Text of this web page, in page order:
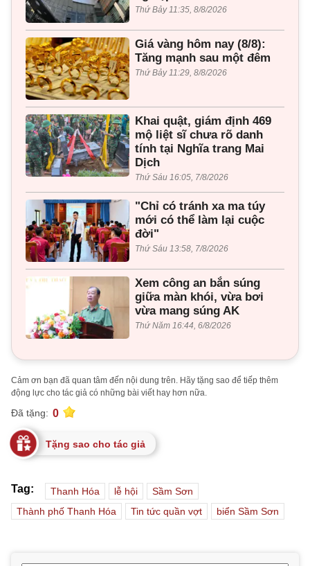
Thứ Bảy 11:35, 8/8/2026
Giá vàng hôm nay (8/8):
Tăng mạnh sau một đêm
Thứ Bảy 11:29, 8/8/2026
Khai quật, giám định 469
mộ liệt sĩ chưa rõ danh
tính tại Nghĩa trang Mai
Dịch
Thứ Sáu 16:05, 7/8/2026
"Chỉ có tránh xa ma túy
mới có thể làm lại cuộc
đời"
Thứ Sáu 13:58, 7/8/2026
Xem công an bắn súng
giữa màn khói, vừa bơi
vừa mang súng AK
Thứ Năm 16:44, 6/8/2026
Cảm ơn bạn đã quan tâm đến nội dung trên. Hãy tặng sao để tiếp thêm
động lực cho tác giả có những bài viết hay hơn nữa.
Đã tặng: 0
Tặng sao cho tác giả
Tag: Thanh Hóa lễ hội
Sầm Sơn
Thành phố Thanh Hóa
Tin tức quần vợt biển Sầm Sơn